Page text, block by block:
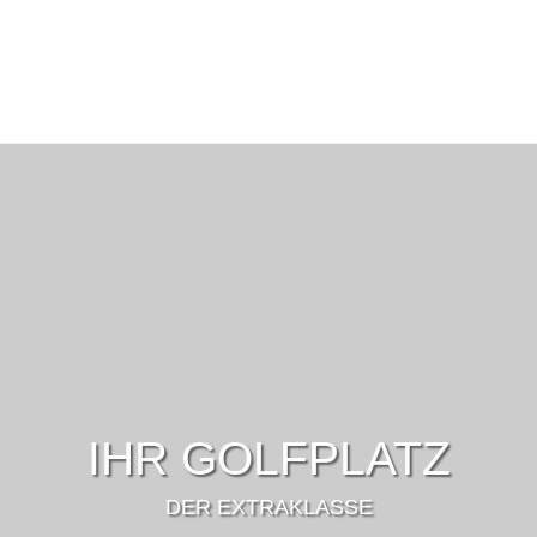
IHR GOLFPLATZ
DER EXTRAKLASSE